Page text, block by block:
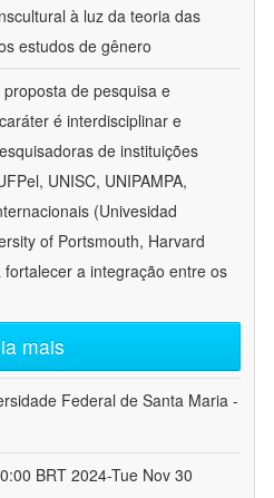
à luz da teoria das
estudos de gênero
de pesquisa e
é interdisciplinar e
de instituições
UNISC, UNIPAMPA,
(Univesidad
of Portsmouth, Harvard
a integração entre os
mais
Federal de Santa Maria -
BRT 2024-Tue Nov 30